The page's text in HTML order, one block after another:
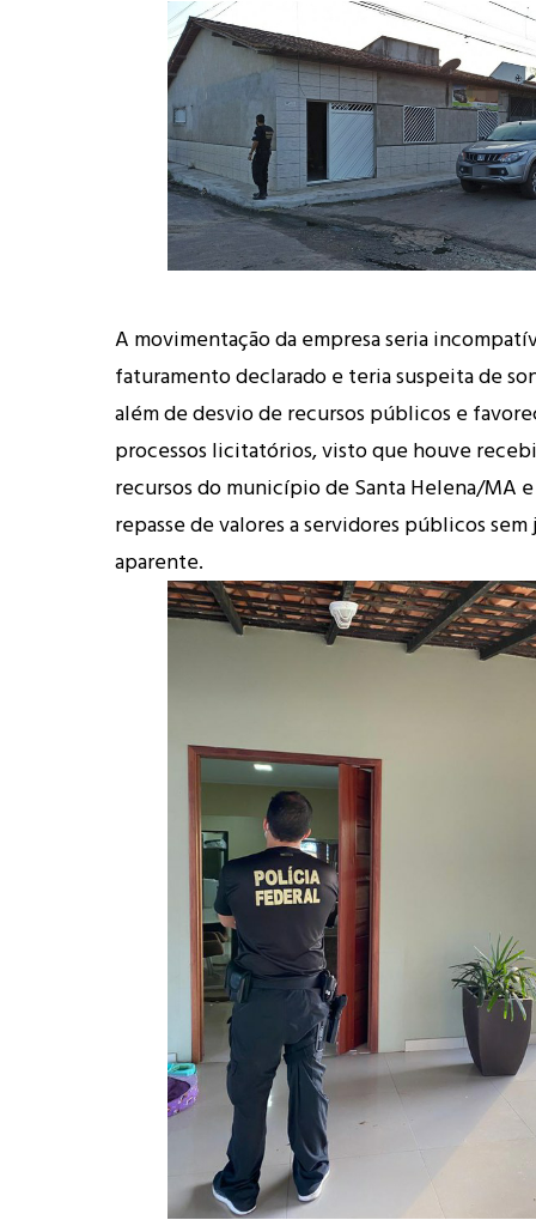
A movimentação da empresa seria
faturamento declarado e teria suspeita de
além de desvio de recursos públicos e
processos licitatórios, visto que houve
recursos do município de Santa Helena/MA
repasse de valores a servidores públicos
aparente.